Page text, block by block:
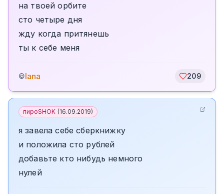
на твоей орбите
сто четыре дня
жду когда притянешь
ты к себе меня
©lana 209
пироSHOK (16.09.2019)
я завела себе сберкнижку
и положила сто рублей
добавьте кто нибудь немного
нулей